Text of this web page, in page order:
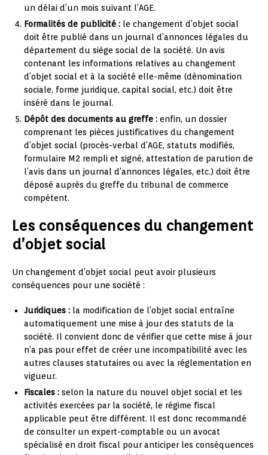
un délai d’un mois suivant l’AGE.
Formalités de publicité : le changement d’objet social
doit être publié dans un journal d’annonces légales du
département du siège social de la société. Un avis
contenant les informations relatives au changement
d’objet social et à la société elle-même (dénomination
sociale, forme juridique, capital social, etc.) doit être
inséré dans le journal.
Dépôt des documents au greffe : enfin, un dossier
comprenant les pièces justificatives du changement
d’objet social (procès-verbal d’AGE, statuts modifiés,
formulaire M2 rempli et signé, attestation de parution de
l’avis dans un journal d’annonces légales, etc.) doit être
déposé auprès du greffe du tribunal de commerce
compétent.
Les conséquences du changement
d’objet social
Un changement d’objet social peut avoir plusieurs
conséquences pour une société :
Juridiques : la modification de l’objet social entraîne
automatiquement une mise à jour des statuts de la
société. Il convient donc de vérifier que cette mise à jour
n’a pas pour effet de créer une incompatibilité avec les
autres clauses statutaires ou avec la réglementation en
vigueur.
Fiscales : selon la nature du nouvel objet social et les
activités exercées par la société, le régime fiscal
applicable peut être différent. Il est donc recommandé
de consulter un expert-comptable ou un avocat
spécialisé en droit fiscal pour anticiper les conséquences